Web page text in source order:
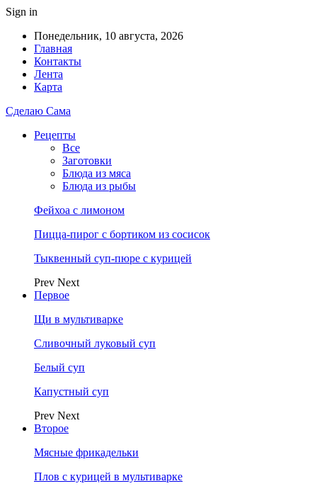
Sign in
Понедельник, 10 августа, 2026
Главная
Контакты
Лента
Карта
Сделаю Сама
Рецепты
Все
Заготовки
Блюда из мяса
Блюда из рыбы
Фейхоа с лимоном
Пицца-пирог с бортиком из сосисок
Тыквенный суп-пюре с курицей
Prev Next
Первое
Щи в мультиварке
Сливочный луковый суп
Белый суп
Капустный суп
Prev Next
Второе
Мясные фрикадельки
Плов с курицей в мультиварке